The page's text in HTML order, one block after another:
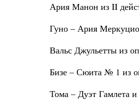
Ария Манон из II
Гуно – Ария
Вальс Джульетты из
Бизе – Сюита № 1 из
Тома – Дуэт Гамлета